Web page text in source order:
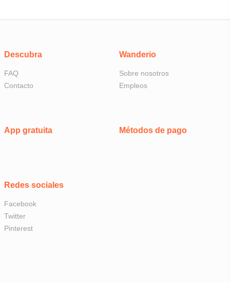
Descubra
FAQ
Contacto
Wanderio
Sobre nosotros
Empleos
App gratuita
Redes sociales
Facebook
Twitter
Pinterest
Métodos de pago